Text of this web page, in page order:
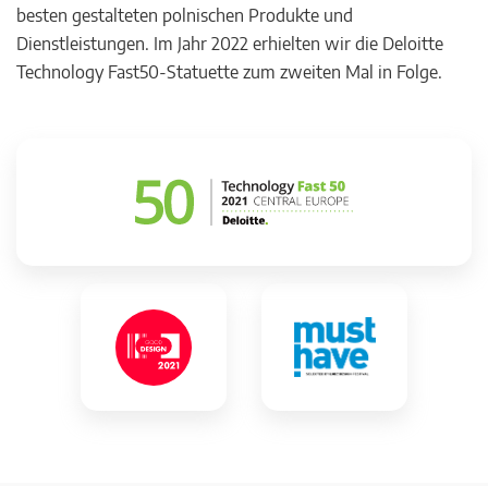
besten gestalteten polnischen Produkte und
Dienstleistungen. Im Jahr 2022 erhielten wir die Deloitte
Technology Fast50-Statuette zum zweiten Mal in Folge.